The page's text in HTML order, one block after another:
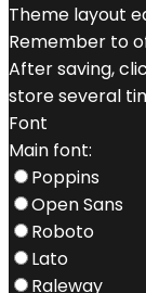
Theme layout
Remember to
After saving,
store several
Font
Main font:
Poppins
Open Sans
Roboto
Lato
Raleway